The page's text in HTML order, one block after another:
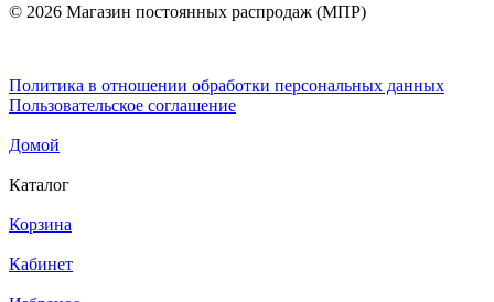
© 2026 Магазин постоянных распродаж (МПР)
Политика в отношении обработки персональных данных
Пользовательское соглашение
Домой
Каталог
Корзина
Кабинет